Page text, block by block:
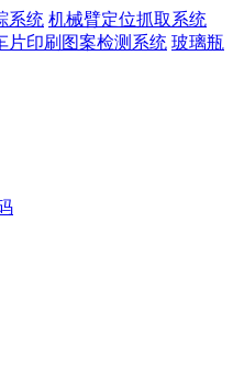
系统 机械臂定位抓取系统
片印刷图案检测系统 玻璃瓶